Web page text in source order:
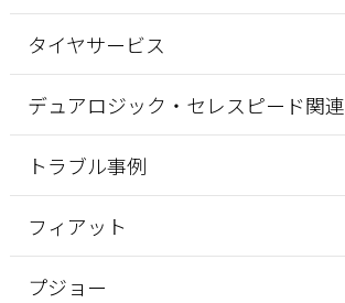
タイヤサービス
デュアロジック・セレスピード関連
トラブル事例
フィアット
プジョー